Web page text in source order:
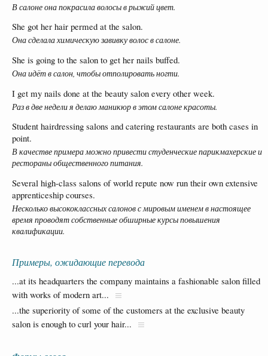
В салоне она покрасила волосы в рыжий цвет.
She got her hair permed at the salon.
Она сделала химическую завивку волос в салоне.
She is going to the salon to get her nails buffed.
Она идёт в салон, чтобы отполировать ногти.
I get my nails done at the beauty salon every other week.
Раз в две недели я делаю маникюр в этом салоне красоты.
Student hairdressing salons and catering restaurants are both cases in
point.
В качестве примера можно привести студенческие парикмахерские и
рестораны общественного питания.
Several high-class salons of world repute now run their own extensive
apprenticeship courses.
Несколько высококлассных салонов с мировым именем в настоящее
время проводят собственные обширные курсы повышения
квалификации.
Примеры, ожидающие перевода
...at its headquarters the company maintains a fashionable salon filled
with works of modern art...
...the superiority of some of the customers at the exclusive beauty
salon is enough to curl your hair...